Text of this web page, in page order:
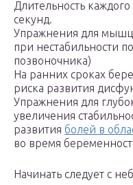
Длительность
секунд.
Упражнения для мышц
при нестабильности
позвоночника)
На ранних сроках
риска развития
Упражнения для
увеличения
развития болей в
во время
Начинать следует с